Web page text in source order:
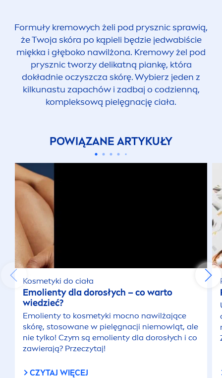
Formuły kremowych żeli pod prysznic sprawią,
że Twoja skóra po kąpieli będzie jedwabiście
miękka i głęboko nawilżona. Kremowy żel pod
prysznic tworzy delikatną piankę, która
dokładnie oczyszcza skórę. Wybierz jeden z
kilkunastu zapachów i zadbaj o codzienną,
kompleksową pielęgnację ciała.
POWIĄZANE ARTYKUŁY
Kosmetyki do ciała
Emolienty dla dorosłych – co warto
wiedzieć?
Emolienty to kosmetyki mocno nawilżające
skórę, stosowane w pielęgnacji niemowląt, ale
nie tylko! Czym są emolienty dla dorosłych i co
zawierają? Przeczytaj!
CZYTAJ WIĘCEJ